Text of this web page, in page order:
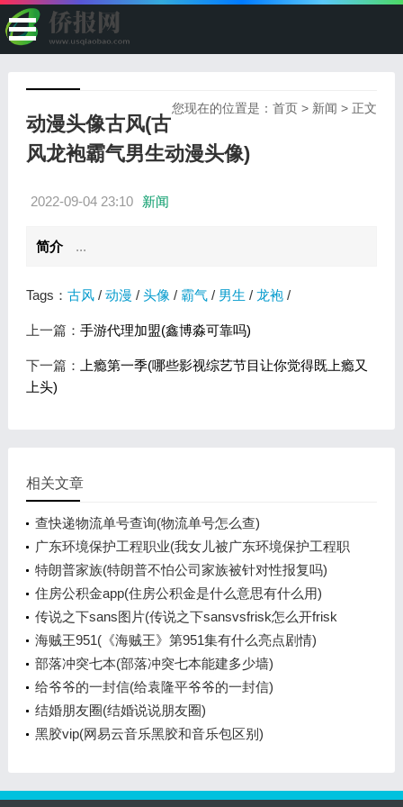
您现在的位置是：首页 > 新闻 > 正文
动漫头像古风(古
风龙袍霸气男生动漫头像)
2022-09-04 23:10 新闻
简介 ...
Tags： 古风/ 动漫 / 头像 / 霸气/ 男生 / 龙袍/
上一篇： 手游代理加盟(鑫博淼可靠吗)
下一篇：
上瘾第一季(哪些影视综艺节目让你觉得既上瘾又
上头)
相关文章
查快递物流单号查询(物流单号怎么查)
广东环境保护工程职业(我女儿被广东环境保护工程职
业学院资源
特朗普家族(特朗普不怕公司家族被针对性报复吗)
住房公积金app(住房公积金是什么意思有什么用)
传说之下sans图片(传说之下sansvsfrisk怎么开frisk
模式)
海贼王951(《海贼王》第951集有什么亮点剧情)
部落冲突七本(部落冲突七本能建多少墙)
给爷爷的一封信(给袁隆平爷爷的一封信)
结婚朋友圈(结婚说说朋友圈)
黑胶vip(网易云音乐黑胶和音乐包区别)